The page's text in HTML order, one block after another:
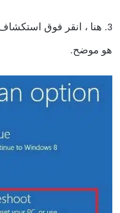
3. هنا ، انقر فوق
هو موضح.